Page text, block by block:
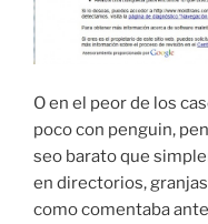
O en el peor de los
poco con penguin,
seo barato que
en directorios,
como comentaba